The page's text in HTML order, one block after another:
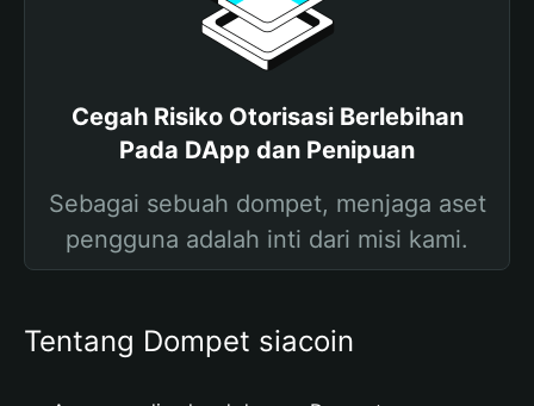
Cegah Risiko Otorisasi Berlebihan
Pada DApp dan Penipuan
Sebagai sebuah dompet, menjaga aset
pengguna adalah inti dari misi kami.
Tentang Dompet siacoin